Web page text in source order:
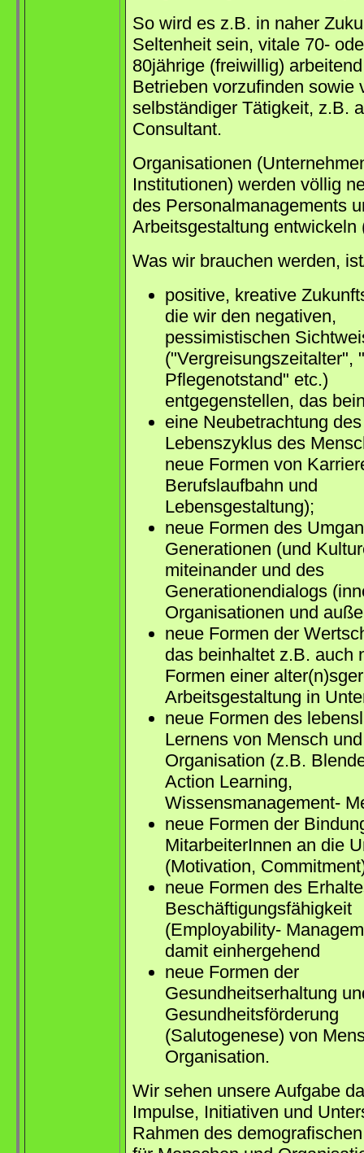
So wird es z.B. in naher
Seltenheit sein, vitale 70-
80jährige (freiwillig)
Betrieben vorzufinden sowie
selbständiger Tätigkeit, z.B.
Consultant.
Organisationen
Institutionen) werden völlig
des Personalmanagements
Arbeitsgestaltung entwickeln
Was wir brauchen werden,
positive, kreative
die wir den negativen,
pessimistischen
("Vergreisungszeitalter",
Pflegenotstand" etc.)
entgegenstellen, das
eine Neubetrachtung des
Lebenszyklus des
neue Formen von
Berufslaufbahn und
Lebensgestaltung);
neue Formen des
Generationen (und
miteinander und des
Generationendialogs
Organisationen und
neue Formen der
das beinhaltet z.B. auch
Formen einer
Arbeitsgestaltung in
neue Formen des
Lernens von Mensch und
Organisation (z.B.
Action Learning,
Wissensmanagement-
neue Formen der
MitarbeiterInnen an die
(Motivation,
neue Formen des
Beschäftigungsfähigkeit
(Employability-
damit einhergehend
neue Formen der
Gesundheitserhaltung
Gesundheitsförderung
(Salutogenese) von
Organisation.
Wir sehen unsere Aufgabe
Impulse, Initiativen und
Rahmen des